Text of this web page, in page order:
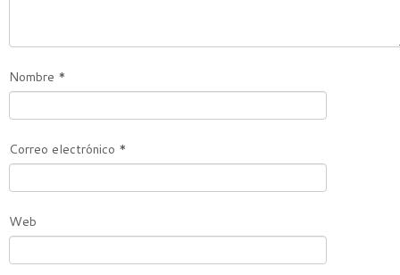
Nombre *
Correo electrónico *
Web